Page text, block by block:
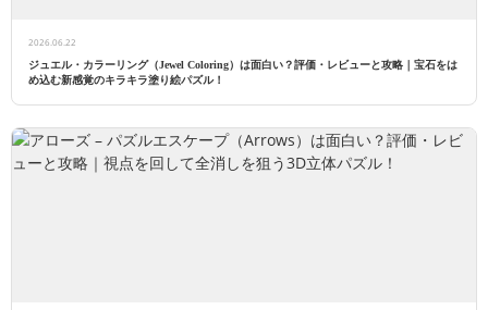
2026.06.22
ジュエル・カラーリング（Jewel Coloring）は面白い？評価・レビューと攻略｜宝石をは
め込む新感覚のキラキラ塗り絵パズル！